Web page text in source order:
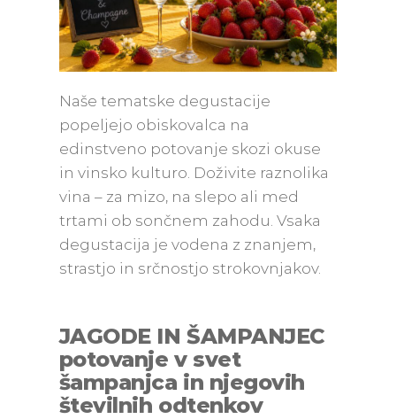
Naše tematske degustacije
popeljejo obiskovalca na
edinstveno potovanje skozi okuse
in vinsko kulturo. Doživite raznolika
vina – za mizo, na slepo ali med
trtami ob sončnem zahodu. Vsaka
degustacija je vodena z znanjem,
strastjo in srčnostjo strokovnjakov.
JAGODE IN ŠAMPANJEC
potovanje v svet
šampanjca in njegovih
številnih odtenkov